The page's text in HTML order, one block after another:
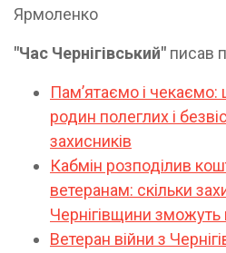
Ярмоленко
"Час Чернігівський" писав
Пам’ятаємо і чекаємо:
родин полеглих і
захисників
Кабмін розподілив
ветеранам: скільки
Чернігівщини зможуть
Ветеран війни з